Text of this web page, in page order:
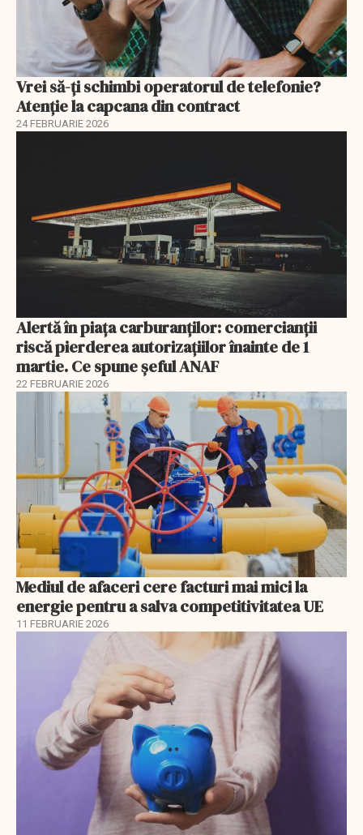
Vrei să-ți schimbi operatorul de telefonie?
Atenție la capcana din contract
24 FEBRUARIE 2026
Alertă în piața carburanților: comercianții
riscă pierderea autorizațiilor înainte de 1
martie. Ce spune șeful ANAF
22 FEBRUARIE 2026
Mediul de afaceri cere facturi mai mici la
energie pentru a salva competitivitatea UE
11 FEBRUARIE 2026